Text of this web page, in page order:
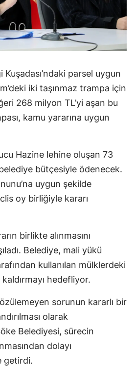
Kuşadası’ndaki parsel uygun
iki taşınmaz trampa için
268 milyon TL’yi aşan bu
kamu yararına uygun
Hazine lehine oluşan 73
bütçesiyle ödenecek.
uygun şekilde
oy birliğiyle kararı
birlikte alınmasını
Belediye, mali yükü
kullanılan mülklerdeki
hedefliyor.
sorunun kararlı bir
olarak
Belediyesi, sürecin
dolayı
getirdi.